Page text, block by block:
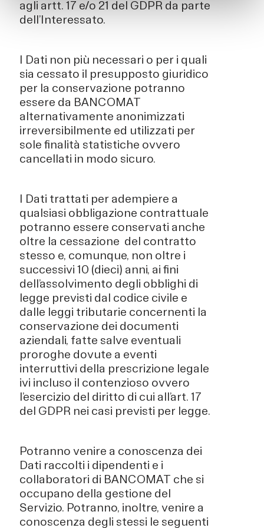
agli artt. 17 e/o 21 del GDPR da parte
dell’Interessato.
I Dati non più necessari o per i quali
sia cessato il presupposto giuridico
per la conservazione potranno
essere da BANCOMAT
alternativamente anonimizzati
irreversibilmente ed utilizzati per
sole finalità statistiche ovvero
cancellati in modo sicuro.
I Dati trattati per adempiere a
qualsiasi obbligazione contrattuale
potranno essere conservati anche
oltre la cessazione del contratto
stesso e, comunque, non oltre i
successivi 10 (dieci) anni, ai fini
dell’assolvimento degli obblighi di
legge previsti dal codice civile e
dalle leggi tributarie concernenti la
conservazione dei documenti
aziendali, fatte salve eventuali
proroghe dovute a eventi
interruttivi della prescrizione legale
ivi incluso il contenzioso ovvero
l’esercizio del diritto di cui all’art. 17
del GDPR nei casi previsti per legge.
Potranno venire a conoscenza dei
Dati raccolti i dipendenti e i
collaboratori di BANCOMAT che si
occupano della gestione del
Servizio. Potranno, inoltre, venire a
conoscenza degli stessi le seguenti